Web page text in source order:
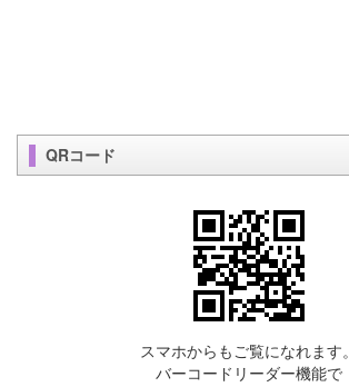
QRコード
スマホからもご覧になれます。
バーコードリーダー機能で